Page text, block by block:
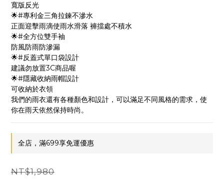
寬版反光
🌟#專利金三角拉鍊不滲水
正面迎擊雨滴使雨水滑落 褲擋處不積水
🌟#全方位雙手袖
防風防雨防滲漏
🌟#反蓋式單口袋設計
建議勿放置3C商品喔
🌟#隱藏收納雨帽設計
可收納於衣領
我們的雨衣還有各種顏色和設計，可以滿足不同風格的需求，使
你在雨天依然保持時尚。
全店，滿699享免運優惠
NT$1,980